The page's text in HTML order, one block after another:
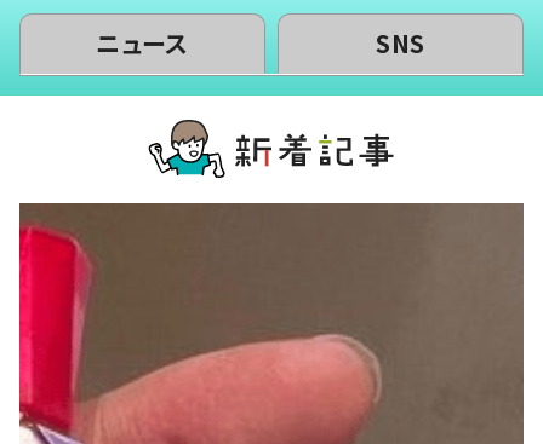
ニュース SNS